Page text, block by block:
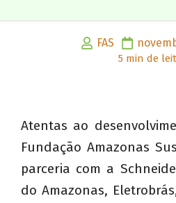
FAS
5 min de
Atentas ao
Fundação Amazonas
parceria com a
do Amazonas,